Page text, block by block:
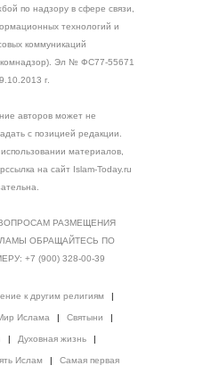
по надзору в сфере связи,
технологий и
коммуникаций
Эл № ФС77-55671
г.
авторов может не
с позицией редакции.
материалов,
на сайт Islam-Today.ru
РАЗМЕЩЕНИЯ
ОБРАЩАЙТЕСЬ ПО
+7 (900) 328-00-39
к другим религиям |
Ислама | Святыни |
| Духовная жизнь |
Ислам | Самая первая